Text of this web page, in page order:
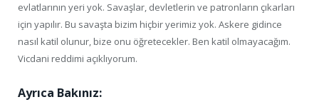
evlatlarının yeri yok. Savaşlar, devletlerin ve patronların çıkarları
için yapılır. Bu savaşta bizim hiçbir yerimiz yok. Askere gidince
nasıl katil olunur, bize onu öğretecekler. Ben katil olmayacağım.
Vicdani reddimi açıklıyorum.
Ayrıca Bakınız: